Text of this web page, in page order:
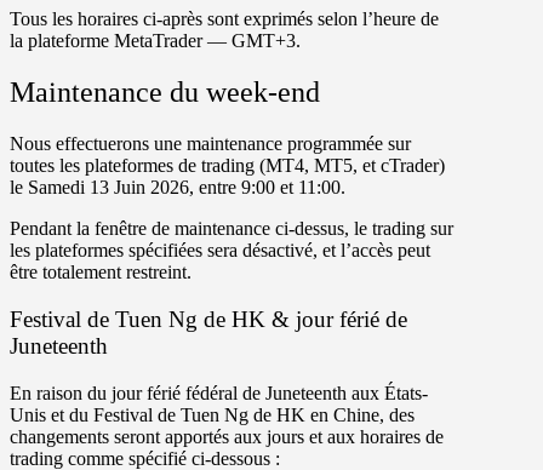
Tous les horaires ci-après sont exprimés selon l’heure de
la plateforme MetaTrader — GMT+3.
Maintenance du week-end
Nous effectuerons une maintenance programmée sur
toutes les plateformes de trading (MT4, MT5, et cTrader)
le Samedi 13 Juin 2026, entre 9:00 et 11 :00.
Pendant la fenêtre de maintenance ci-dessus, le trading sur
les plateformes spécifiées sera désactivé, et l’accès peut
être totalement restreint.
Festival de Tuen Ng de HK & jour férié de
Juneteenth
En raison du jour férié fédéral de Juneteenth aux États-
Unis et du Festival de Tuen Ng de HK en Chine, des
changements seront apportés aux jours et aux horaires de
trading comme spécifié ci-dessous :